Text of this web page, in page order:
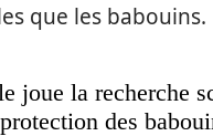
que les babouins.
joue la recherche
des